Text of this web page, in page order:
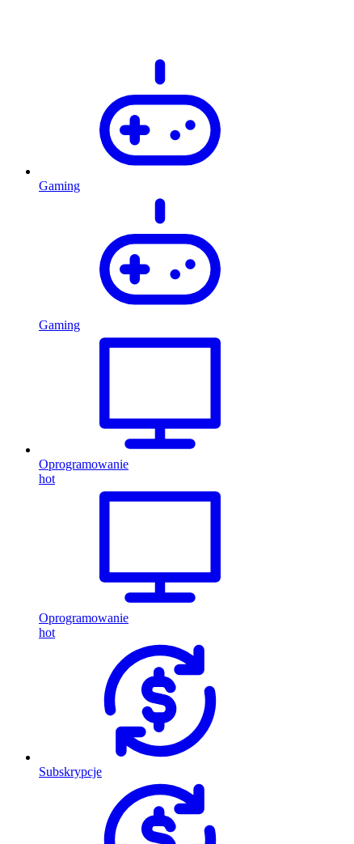
Gaming
Gaming
Oprogramowanie
hot
Oprogramowanie
hot
Subskrypcje